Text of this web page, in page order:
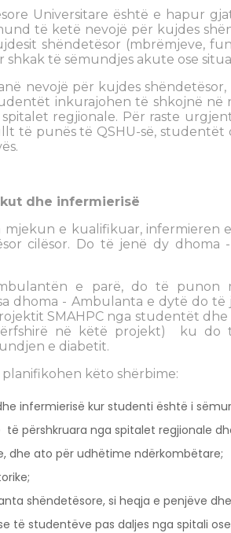
Universitare është e hapur
të ketë nevojë për kujdes
shëndetësor (mbrëmjeve,
shkak të sëmundjes akute ose
nevojë për kujdes
inkurajohen të shkojnë në
regjionale. Për raste
të punës të QSHU-së,
dhe infermierisë
mjekun e kualifikuar,
cilësor. Do të jenë dy
e parë, do të punon
dhoma - Ambulanta e dytë do të
SMAHPC nga studentët
në këtë projekt) ku do
e diabetit.
planifikohen këto shërbime:
infermierisë kur studenti është i
të përshkruara nga spitalet regjionale
dhe ato për udhëtime ndërkombëtare;
shëndetësore, si heqja e penjëve
të studentëve pas daljes nga spitali